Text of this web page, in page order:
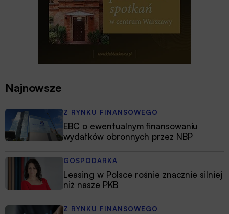
Najnowsze
Z RYNKU FINANSOWEGO
EBC o ewentualnym finansowaniu
wydatków obronnych przez NBP
GOSPODARKA
Leasing w Polsce rośnie znacznie silniej
niż nasze PKB
Z RYNKU FINANSOWEGO